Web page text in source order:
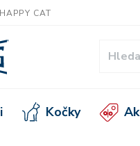
HAPPY CAT
Kočky